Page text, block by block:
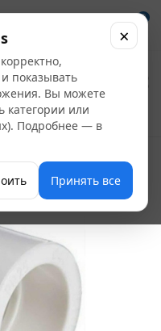
0
(РВК)
показывать
Вы можете
категории или
Подробнее — в
Принять все
×